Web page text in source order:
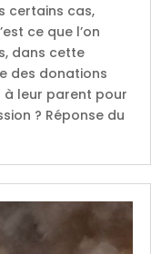
certains cas,
ce que l’on
dans cette
des donations
leur parent pour
? Réponse du